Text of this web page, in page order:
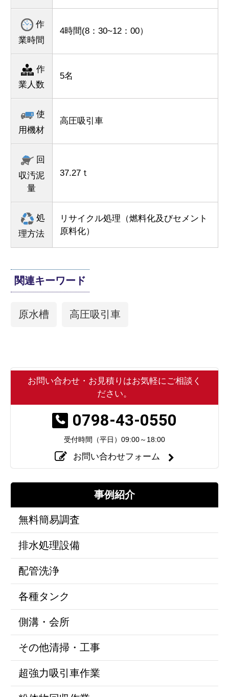
作
業時間
4時間(8：30~12：00）
作
業人数
5名
使
用機材
高圧吸引車
回
収汚泥
量
37.27ｔ
処
理方法
リサイクル処理（燃料化及びセメント
原料化）
関連キーワード
原水槽 高圧吸引車
お問い合わせ・お見積りはお気軽にご相談く
ださい。
0798-43-0550
受付時間（平日） 09:00～18:00
お問い合わせフォーム
事例紹介
無料簡易調査
排水処理設備
配管洗浄
各種タンク
側溝・会所
その他清掃・工事
超強力吸引車作業